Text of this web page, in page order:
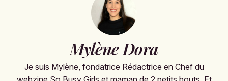
Mylène Dora
Je suis Mylène, fondatrice Rédactrice en Chef du